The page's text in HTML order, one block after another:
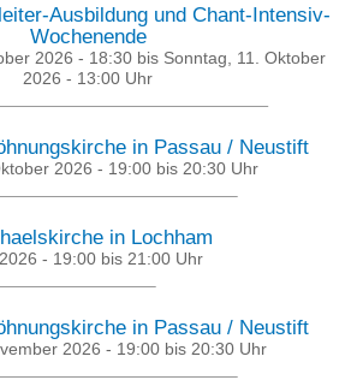
Ausbildung und Chant-Intensiv-
Wochenende
2026 - 18:30bis Sonntag, 11. Oktober
2026 - 13:00 Uhr
in Passau / Neustift
2026 - 19:00bis 20:30Uhr
in Lochham
- 19:00 bis 21:00 Uhr
in Passau / Neustift
2026 - 19:00 bis 20:30 Uhr